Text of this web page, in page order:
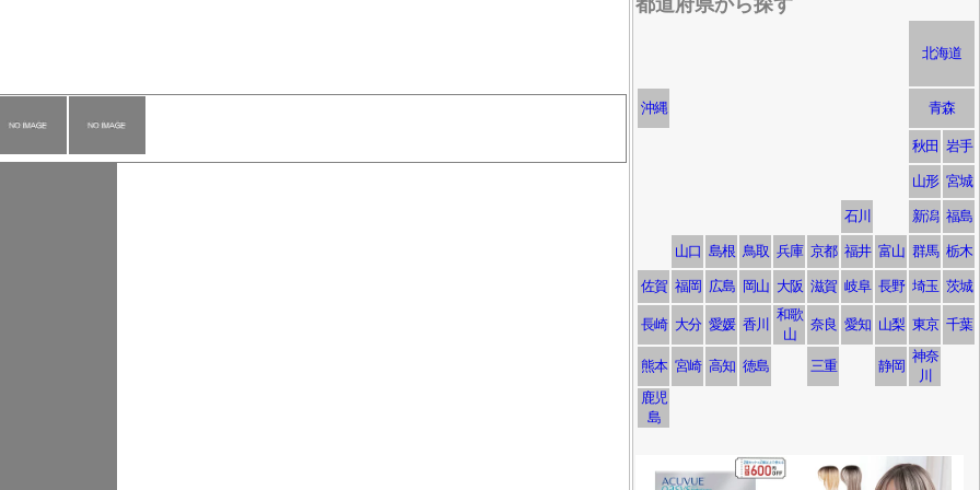
都道府県から探す
北海道
沖縄 青森
秋田 岩手
山形 宮城
石川 新潟 福島
山口 島根 鳥取 兵庫 京都 福井 富山 群馬 栃木
佐賀 福岡 広島 岡山 大阪 滋賀 岐阜 長野 埼玉 茨城
長崎 大分 愛媛 香川
和歌
山
奈良 愛知 山梨 東京 千葉
熊本 宮崎 高知 徳島 三重 静岡
神奈
川
鹿児
島